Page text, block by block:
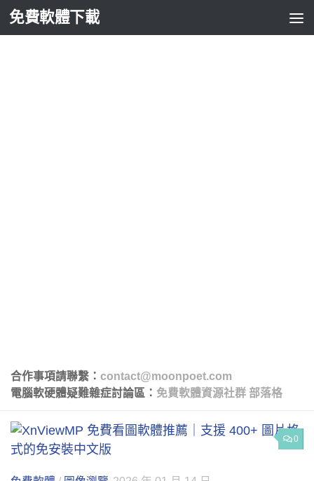
Skip to content
免費軟體下載
合作事項請聯繫： contact@moonpoet.com
電腦軟硬體疑難雜症討論區： 免費軟體資源社群 部落格
0